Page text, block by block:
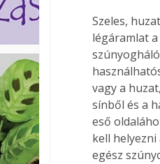
Szeles,
légáramlat
vagy a
sínből és a
eső
kell
egész